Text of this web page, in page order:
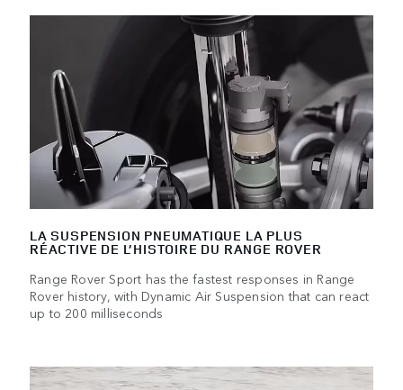
LA SUSPENSION PNEUMATIQUE LA PLUS
RÉACTIVE DE L’HISTOIRE DU RANGE ROVER
Range Rover Sport has the fastest responses in Range
Rover history, with Dynamic Air Suspension that can react
up to 200 milliseconds